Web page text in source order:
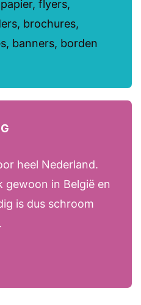
flyers,
brochures,
banners, borden
heel Nederland.
gewoon in België en
is dus schroom